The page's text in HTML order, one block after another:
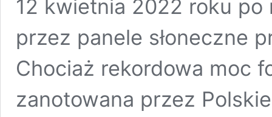
12 kwietnia 2022 roku
przez panele słoneczne
Chociaż rekordowa moc
zanotowana przez